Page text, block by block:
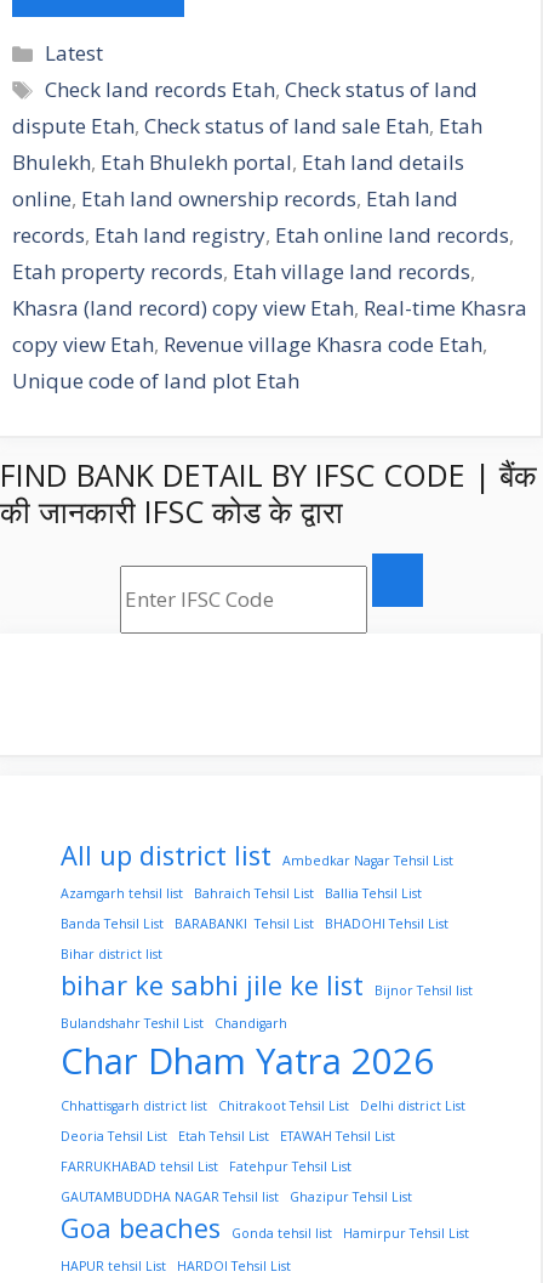
Categories
Latest
Tags
Check land records Etah,Check status of land
dispute Etah, Check status of land sale Etah, Etah
Bhulekh, Etah Bhulekh portal, Etah land details
online, Etah land ownership records, Etah land
records, Etah land registry, Etah online land records,
Etah property records, Etah village land records,
Khasra (land record) copy view Etah, Real-time Khasra
copy view Etah, Revenue village Khasra code Etah,
Unique code of land plot Etah
FIND BANK DETAIL BY IFSC CODE | बैंक
की जानकारी IFSC कोड के द्वारा
All up district list
Ambedkar Nagar Tehsil List
Azamgarh tehsil list
Bahraich Tehsil List
Ballia Tehsil List
Banda Tehsil List
BARABANKI Tehsil List
BHADOHI Tehsil List
Bihar district list
bihar ke sabhi jile ke list
Bijnor Tehsil list
Bulandshahr Teshil List
Chandigarh
Char Dham Yatra 2026
Chhattisgarh district list Chitrakoot Tehsil List
Delhi district List
Deoria Tehsil List
Etah Tehsil List
ETAWAH Tehsil List
FARRUKHABAD tehsil List
Fatehpur Tehsil List
GAUTAMBUDDHA NAGAR Tehsil list
Ghazipur Tehsil List
Goa beaches Gonda tehsil list
Hamirpur Tehsil List
HAPUR tehsil List
HARDOI Tehsil List